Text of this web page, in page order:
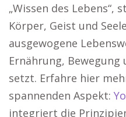
„Wissen des Lebens“,
Körper, Geist und
ausgewogene
Ernährung,
setzt. Erfahre hier
spannenden Aspekt:
integriert die